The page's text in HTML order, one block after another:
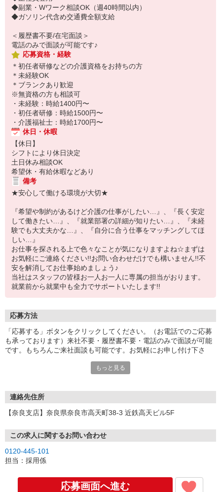
◆副業・Wワーク相談OK（週40時間以内）
◆ガソリン代含め交通費全額支給
＜履歴書不要/在宅面談＞
電話のみで面談が可能です♪
応募資格・経験
＊初任者研修などの介護資格をお持ちの方
＊未経験OK
＊ブランクあり歓迎
※無資格の方も相談可
・未経験：時給1400円〜
・初任者研修：時給1500円〜
・介護福祉士：時給1700円〜
休日・休暇
【休日】
シフトにより休日決定
土日休み相談OK
希望休・有給休暇などあり
備考
★安心して働ける環境が大切★
『希望や制約があるけど介護の仕事がしたい…』、『長く安定
して働きたい…』、『就業部署の詳細が知りたい…』、『未経
験でも大丈夫かな…』、『自分に合う仕事をマッチングしてほ
しい…』
お仕事を探される上で色々なことが気になりますよね☆まずは
お気軽にご連絡ください!!お問い合わせだけでも構いません!!不
安を解消してお仕事始めましょう♪
当社はスタッフの皆様お一人お一人に専属の担当がおります。
就業前から就業中も全力でサポートいたします!!
応募方法
「応募する」ボタンをクリックしてください。（お電話でのご応募
も承っております）来社不要・履歴書不要・電話のみで面談が可能
です。もちろんご来社面談も可能です。お気軽にお申し付け下さ
もっと見る
連絡先住所
【奈良支店】奈良県奈良市高天町38-3 近鉄高天ビル5F
この求人に関するお問い合わせ
0120-445-101
担当：採用係
応募画面へ進む